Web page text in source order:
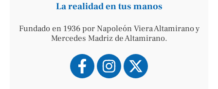
La realidad en tus manos
Fundado en 1936 por Napoleón Viera Altamirano y
Mercedes Madriz de Altamirano.